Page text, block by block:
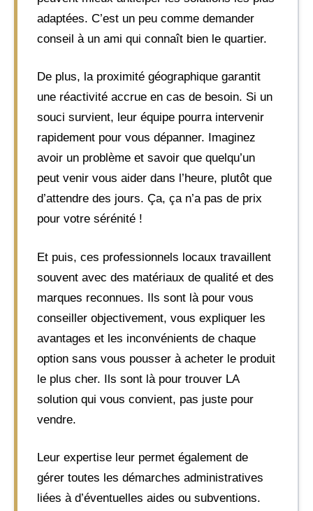
adaptées. C’est un peu comme demander
conseil à un ami qui connaît bien le quartier.
De plus, la proximité géographique garantit
une réactivité accrue en cas de besoin. Si un
souci survient, leur équipe pourra intervenir
rapidement pour vous dépanner. Imaginez
avoir un problème et savoir que quelqu’un
peut venir vous aider dans l’heure, plutôt que
d’attendre des jours. Ça, ça n’a pas de prix
pour votre sérénité !
Et puis, ces professionnels locaux travaillent
souvent avec des matériaux de qualité et des
marques reconnues. Ils sont là pour vous
conseiller objectivement, vous expliquer les
avantages et les inconvénients de chaque
option sans vous pousser à acheter le produit
le plus cher. Ils sont là pour trouver LA
solution qui vous convient, pas juste pour
vendre.
Leur expertise leur permet également de
gérer toutes les démarches administratives
liées à d’éventuelles aides ou subventions.